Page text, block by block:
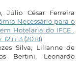
Júlio César Ferreira
Necessário para o
Hotelaria do IFCE,
n. 3 (2018)
Silva, Lilianne de
Bertini, Leonardo